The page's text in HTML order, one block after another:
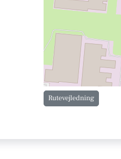
Rutevejledning